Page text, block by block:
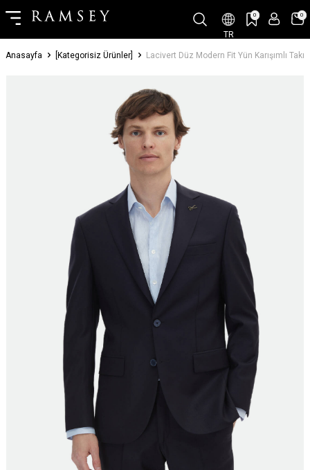
TR
0 0
Anasayfa [Kategorisiz Ürünler] Lacivert Düz Modern Fit Yün Karışımlı